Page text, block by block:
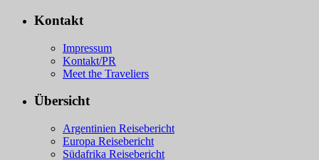
Kontakt
Impressum
Kontakt/PR
Meet the Traveliers
Übersicht
Argentinien Reisebericht
Europa Reisebericht
Südafrika Reisebericht